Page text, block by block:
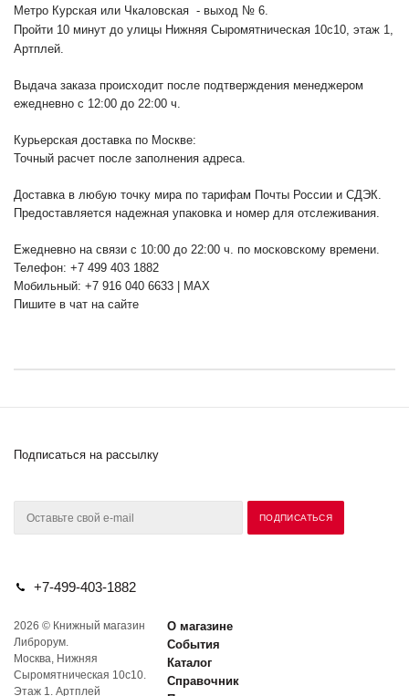
Метро Курская или Чкаловская - выход № 6.
Пройти 10 минут до улицы Нижняя Сыромятническая 10с10, этаж 1,
Артплей.
Выдача заказа происходит после подтверждения менеджером
ежедневно с 12:00 до 22:00 ч.
Курьерская доставка по Москве:
Точный расчет после заполнения адреса.
Доставка в любую точку мира по тарифам Почты России и СДЭК.
Предоставляется надежная упаковка и номер для отслеживания.
Ежедневно на связи с 10:00 до 22:00 ч. по московскому времени.
Телефон: +7 499 403 1882
Мобильный: +7 916 040 6633 | MAX
Пишите в чат на сайте
Подписаться на рассылку
+7-499-403-1882
2026 © Книжный магазин
Либрорум.
Москва, Нижняя
Сыромятническая 10с10.
Этаж 1. Артплей
О магазине
События
Каталог
Справочник